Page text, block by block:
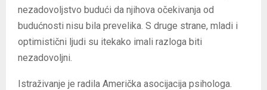
nezadovoljstvo budući da njihova očekivanja od
budućnosti nisu bila prevelika. S druge strane, mladi i
optimistični ljudi su itekako imali razloga biti
nezadovoljni.
Istraživanje je radila Američka asocijacija psihologa.